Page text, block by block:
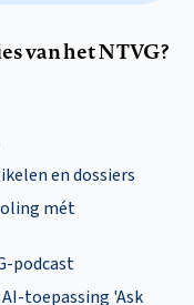
van het NTVG?
en dossiers
mét
podcast
toepassing 'Ask